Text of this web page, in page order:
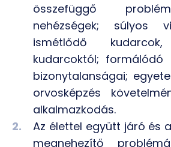
összefüggő
nehézségek; súlyos
ismétlődő
kudarcoktól; formálódó
bizonytalanságai;
orvosképzés
alkalmazkodás.
Az élettel együtt járó és
megnehezítő